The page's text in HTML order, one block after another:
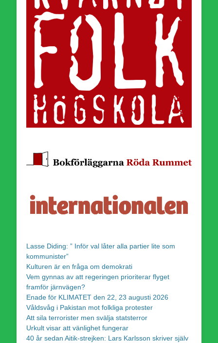
Lasse Diding: ” Inför val låter alla partier lite som
kommunister”
Kulturen är en fråga om demokrati
Vem gynnas av att regeringen prioriterar flyget
framför järnvägen?
Enade för KLIMATET den 22, 23 augusti 2026
Våldsvåg i Pakistan mot folkliga protester
Att sila terrorister men svälja statsterror
Urkult visar att vänlighet fungerar
40 år sedan Aitik-strejken: Lars Karlsson skriver själv